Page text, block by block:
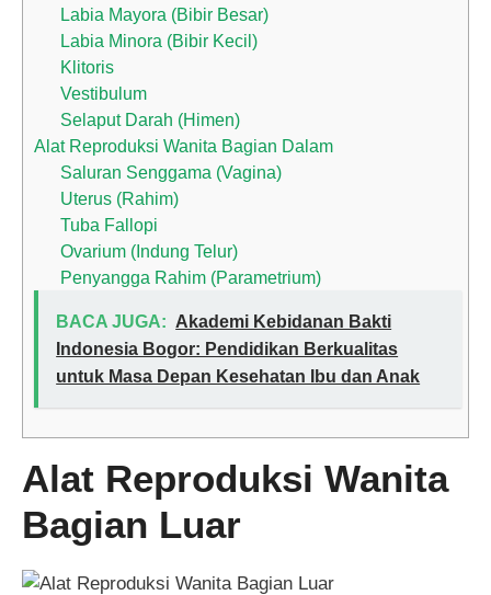
Labia Mayora (Bibir Besar)
Labia Minora (Bibir Kecil)
Klitoris
Vestibulum
Selaput Darah (Himen)
Alat Reproduksi Wanita Bagian Dalam
Saluran Senggama (Vagina)
Uterus (Rahim)
Tuba Fallopi
Ovarium (Indung Telur)
Penyangga Rahim (Parametrium)
BACA JUGA: Akademi Kebidanan Bakti
Indonesia Bogor: Pendidikan Berkualitas
untuk Masa Depan Kesehatan Ibu dan Anak
Alat Reproduksi Wanita
Bagian Luar